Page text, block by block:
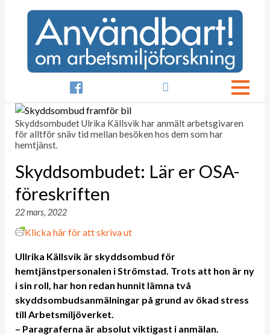

Skyddsombudet Ulrika Källsvik har anmält arbetsgivaren
för alltför snäv tid mellan besöken hos dem som har
hemtjänst.
Skyddsombudet: Lär er OSA-
föreskriften
22 mars, 2022
Klicka här för att skriva ut
Ullrika Källsvik är skyddsombud för
hemtjänstpersonalen i Strömstad. Trots att hon är ny
i sin roll, har hon redan hunnit lämna två
skyddsombudsanmälningar på grund av ökad stress
till Arbetsmiljöverket.
– Paragraferna är absolut viktigast i anmälan.